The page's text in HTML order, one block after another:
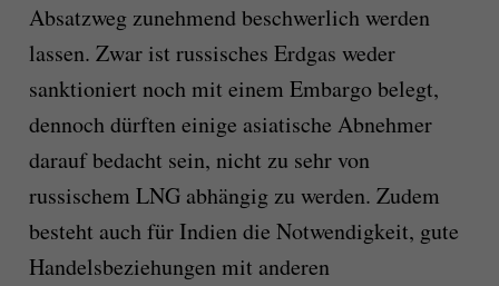
Absatzweg zunehmend beschwerlich werden
lassen. Zwar ist russisches Erdgas weder
sanktioniert noch mit einem Embargo belegt,
dennoch dürften einige asiatische Abnehmer
darauf bedacht sein, nicht zu sehr von
russischem LNG abhängig zu werden. Zudem
besteht auch für Indien die Notwendigkeit, gute
Handelsbeziehungen mit anderen